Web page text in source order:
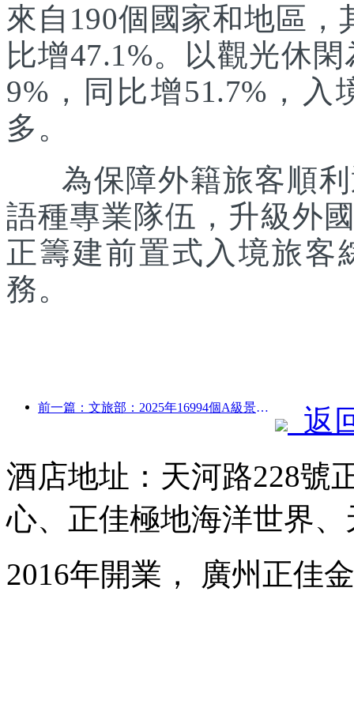
來自190個國家和地區，
比增47.1%。以觀光休
9%，同比增51.7%，
多。
為保障外籍旅客順利
語種專業隊伍，升級外
正籌建前置式入境旅客
務。
前一篇：文旅部：2025年16994個A級景區接待游客75.1億人次，旅游收入5544.9億
返
酒店地址：天河路228號
心、正佳極地海洋世界
2016年開業， 廣州正